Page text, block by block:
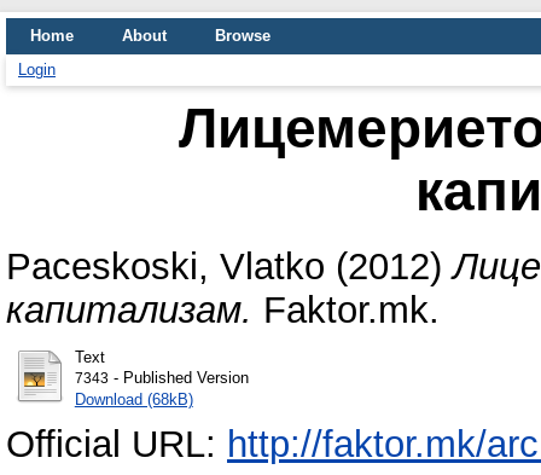
Home About
Browse
Login
Paceskoski, Vlatko (2012)
капитализам. Faktor.mk.
Text
7343- Published Version
Download (68kB)
Official URL: http://faktor.mk/